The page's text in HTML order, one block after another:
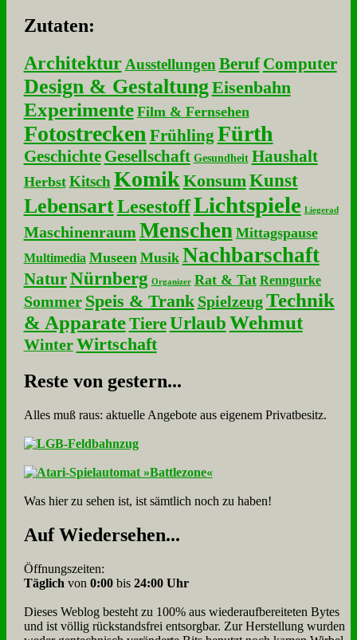
Zu­ta­ten:
Architektur Ausstellungen Beruf Computer
Design & GestaltungEisenbahn
Experimente Film & Fernsehen
Fotostrecken Frühling Fürth
Geschichte Gesellschaft Gesundheit Haushalt
Herbst Kitsch Komik KonsumKunst
LebensartLesestoffLichtspiele Liegerad
Maschinenraum Menschen Mittagspause
Multimedia Museen Musik Nachbarschaft
NaturNürnberg Organizer Rat & Tat Renngurke
Sommer Speis & Trank Spielzeug Technik
& Apparate Tiere UrlaubWehmut
Winter Wirtschaft
Re­ste von ge­stern...
Alles muß raus: aktuelle An­ge­bo­te aus eigenem Privatbesitz.
Was hier zu sehen ist, ist sämt­lich noch zu haben!
Auf Wie­der­se­hen...
Öffnungszeiten:
Täglich von 0:00bis 24:00 Uhr
Dieses Weblog besteht zu 100% aus wie­der­auf­bereite­ten Bytes
und ist völlig rück­stands­frei ent­sorg­bar. Zur Herstellung wurden